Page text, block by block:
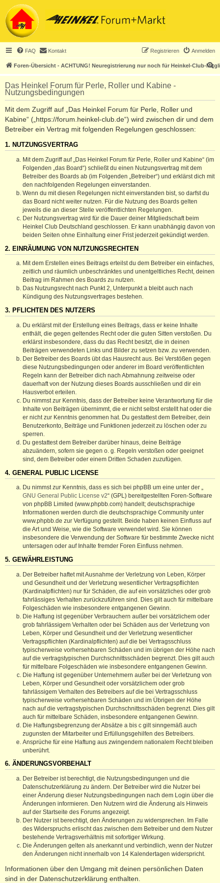
FAQ Kontakt Anmelden
Registrieren
Foren-Übersicht - ACHTUNG! Neuregistrierung nur noch für Heinkel-Club-
S
u
h
Das Heinkel Forum für Perle, Roller und Kabine -
Nutzungsbedingungen
Mit dem Zugriff auf „Das Heinkel Forum für Perle, Roller und
Kabine“ („https://forum.heinkel-club.de“) wird zwischen dir und dem
Betreiber ein Vertrag mit folgenden Regelungen geschlossen:
1. NUTZUNGSVERTRAG
Mit dem Zugriff auf „Das Heinkel Forum für Perle, Roller und Kabine“ (im
Folgenden „das Board“) schließt du einen Nutzungsvertrag mit dem
Betreiber des Boards ab (im Folgenden „Betreiber“) und erklärst dich mit
den nachfolgenden Regelungen einverstanden.
Wenn du mit diesen Regelungen nicht einverstanden bist, so darfst du
das Board nicht weiter nutzen. Für die Nutzung des Boards gelten
jeweils die an dieser Stelle veröffentlichten Regelungen.
Der Nutzungsvertrag wird für die Dauer deiner Mitgliedschaft beim
Heinkel Club Deutschland geschlossen. Er kann unabhängig davon von
beiden Seiten ohne Einhaltung einer Frist jederzeit gekündigt werden.
2. EINRÄUMUNG VON NUTZUNGSRECHTEN
Mit dem Erstellen eines Beitrags erteilst du dem Betreiber ein einfaches,
zeitlich und räumlich unbeschränktes und unentgeltliches Recht, deinen
Beitrag im Rahmen des Boards zu nutzen.
Das Nutzungsrecht nach Punkt 2, Unterpunkt a bleibt auch nach
Kündigung des Nutzungsvertrages bestehen.
3. PFLICHTEN DES NUTZERS
Du erklärst mit der Erstellung eines Beitrags, dass er keine Inhalte
enthält, die gegen geltendes Recht oder die guten Sitten verstoßen. Du
erklärst insbesondere, dass du das Recht besitzt, die in deinen
Beiträgen verwendeten Links und Bilder zu setzen bzw. zu verwenden.
Der Betreiber des Boards übt das Hausrecht aus. Bei Verstößen gegen
diese Nutzungsbedingungen oder anderer im Board veröffentlichten
Regeln kann der Betreiber dich nach Abmahnung zeitweise oder
dauerhaft von der Nutzung dieses Boards ausschließen und dir ein
Hausverbot erteilen.
Du nimmst zur Kenntnis, dass der Betreiber keine Verantwortung für die
Inhalte von Beiträgen übernimmt, die er nicht selbst erstellt hat oder die
er nicht zur Kenntnis genommen hat. Du gestattest dem Betreiber, dein
Benutzerkonto, Beiträge und Funktionen jederzeit zu löschen oder zu
sperren.
Du gestattest dem Betreiber darüber hinaus, deine Beiträge
abzuändern, sofern sie gegen o. g. Regeln verstoßen oder geeignet
sind, dem Betreiber oder einem Dritten Schaden zuzufügen.
4. GENERAL PUBLIC LICENSE
Du nimmst zur Kenntnis, dass es sich bei phpBB um eine unter der „
GNU General Public License v2“ (GPL) bereitgestellten Foren-Software
von phpBB Limited (www.phpbb.com) handelt; deutschsprachige
Informationen werden durch die deutschsprachige Community unter
www.phpbb.de zur Verfügung gestellt. Beide haben keinen Einfluss auf
die Art und Weise, wie die Software verwendet wird. Sie können
insbesondere die Verwendung der Software für bestimmte Zwecke nicht
untersagen oder auf Inhalte fremder Foren Einfluss nehmen.
5. GEWÄHRLEISTUNG
Der Betreiber haftet mit Ausnahme der Verletzung von Leben, Körper
und Gesundheit und der Verletzung wesentlicher Vertragspflichten
(Kardinalpflichten) nur für Schäden, die auf ein vorsätzliches oder grob
fahrlässiges Verhalten zurückzuführen sind. Dies gilt auch für mittelbare
Folgeschäden wie insbesondere entgangenen Gewinn.
Die Haftung ist gegenüber Verbrauchern außer bei vorsätzlichem oder
grob fahrlässigem Verhalten oder bei Schäden aus der Verletzung von
Leben, Körper und Gesundheit und der Verletzung wesentlicher
Vertragspflichten (Kardinalpflichten) auf die bei Vertragsschluss
typischerweise vorhersehbaren Schäden und im übrigen der Höhe nach
auf die vertragstypischen Durchschnittsschäden begrenzt. Dies gilt auch
für mittelbare Folgeschäden wie insbesondere entgangenen Gewinn.
Die Haftung ist gegenüber Unternehmern außer bei der Verletzung von
Leben, Körper und Gesundheit oder vorsätzlichem oder grob
fahrlässigem Verhalten des Betreibers auf die bei Vertragsschluss
typischerweise vorhersehbaren Schäden und im Übrigen der Höhe
nach auf die vertragstypischen Durchschnittsschäden begrenzt. Dies gilt
auch für mittelbare Schäden, insbesondere entgangenen Gewinn.
Die Haftungsbegrenzung der Absätze a bis c gilt sinngemäß auch
zugunsten der Mitarbeiter und Erfüllungsgehilfen des Betreibers.
Ansprüche für eine Haftung aus zwingendem nationalem Recht bleiben
unberührt.
6. ÄNDERUNGSVORBEHALT
Der Betreiber ist berechtigt, die Nutzungsbedingungen und die
Datenschutzerklärung zu ändern. Der Betreiber wird die Nutzer bei
einer Änderung dieser Nutzungsbedingungen nach dem Login über die
Änderungen informieren. Den Nutzern wird die Änderung als Hinweis
auf der Startseite des Forums angezeigt.
Der Nutzer ist berechtigt, den Änderungen zu widersprechen. Im Falle
des Widerspruchs erlischt das zwischen dem Betreiber und dem Nutzer
bestehende Vertragsverhältnis mit sofortiger Wirkung.
Die Änderungen gelten als anerkannt und verbindlich, wenn der Nutzer
den Änderungen nicht innerhalb von 14 Kalendertagen widerspricht.
Informationen über den Umgang mit deinen persönlichen Daten
sind in der Datenschutzerklärung enthalten.